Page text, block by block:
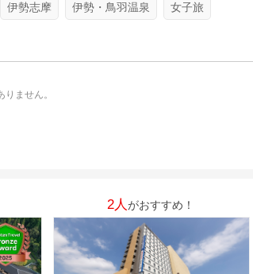
伊勢志摩 伊勢・鳥羽温泉 女子旅
ません。
2人がおすすめ！